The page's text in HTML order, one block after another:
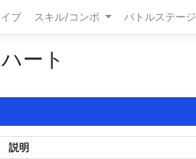
ブ スキル/コンボ バトルステージ
ート
説明